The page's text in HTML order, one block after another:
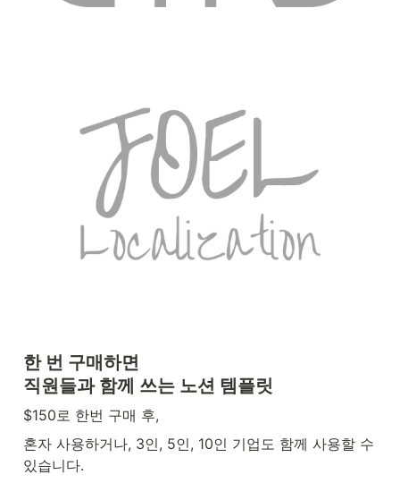
한 번 구매하면
직원들과 함께 쓰는 노션 템플릿
$150로 한번 구매 후,
혼자 사용하거나, 3인, 5인, 10인 기업도 함께 사용할 수
있습니다.